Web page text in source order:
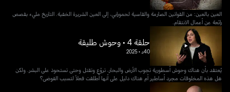
العين بالعين: من القوانين الصارمة والقاسية لحمورابي، إلى العين الشريرة الخفية. التاريخ مليء بقصص
رائعة عن أعمال الانتقام.
حلقة 4 • وحوش طليقة
40د •
2025
يُعتقد بأن هناك وحوش أسطورية تجوب الأرض والبحار، تروّع وتقتل وحتى تستحوذ على البشر. ولكن
هل هذه المخلوقات مجرد أساطير أم هناك دليل على أنها أُطلقت فعلاً لتسبب الفوضى؟